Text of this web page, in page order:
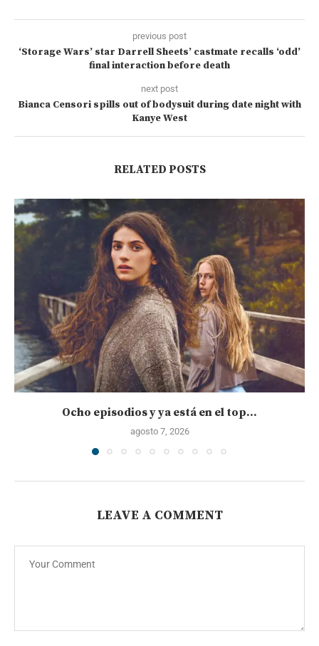
previous post
‘Storage Wars’ star Darrell Sheets’ castmate recalls ‘odd’
final interaction before death
next post
Bianca Censori spills out of bodysuit during date night with
Kanye West
RELATED POSTS
Ocho episodios y ya está en el top...
agosto 7, 2026
LEAVE A COMMENT